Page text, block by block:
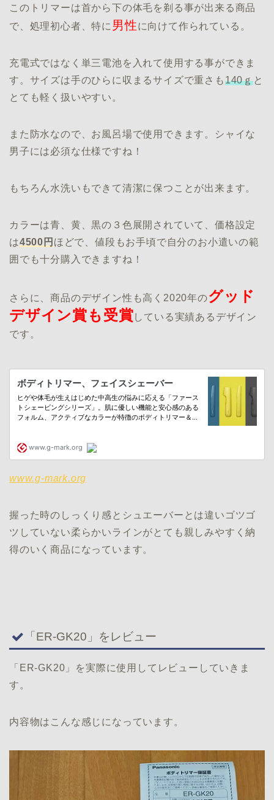
このトリマーは首から下の体毛を剃る事が出来る商品
で、処理初心者、特に 男性に向けて作られている。
充電式ではなく単三電池を入れて使用する事ができま
す。サイズは手のひらに収まるサイズで重さも140ｇと
とても軽く扱いやすい。
また防水なので、お風呂場で使用できます。シャイな
男子には必須な仕様ですね！
もちろん水洗いもできて清潔に保つことが出来ます。
カラーは青、黄、黒の３色展開されていて、価格設定
は4500円 ほどで、値段もお手頃で自分のお小遣いの範
囲でも十分購入できますね！
さらに、商品のデザイン性も高く2020年のグッド
デザイン賞も受賞している実績あるデザイン
です。
www.g-mark.org
握った時のしっくり感とシュエーバーとは違いゴツゴ
ツしていない柔らかいラインがとても親しみやすく納
得のいく商品になっています。
「ER-GK20」をレビュー
「ER-GK20」を実際に使用してレビューしていきま
す。
内容物はこんな感じになっています。